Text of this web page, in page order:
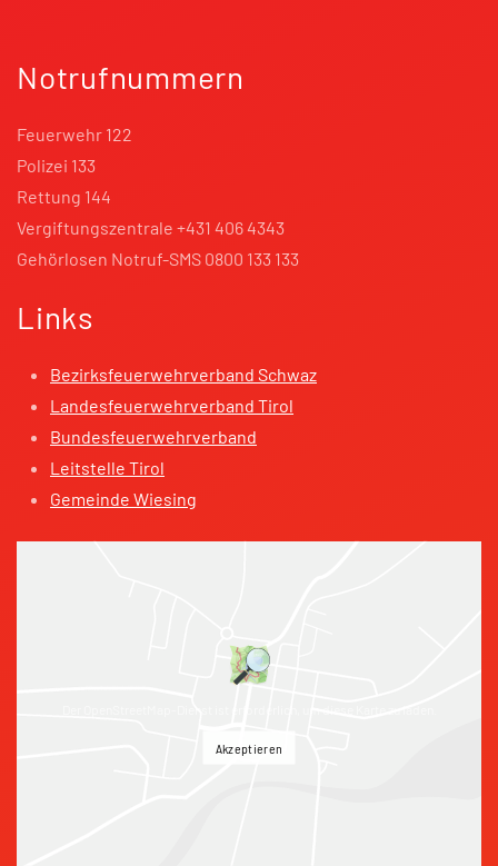
Notrufnummern
Feuerwehr 122
Polizei 133
Rettung 144
Vergiftungszentrale +431 406 4343
Gehörlosen Notruf-SMS 0800 133 133
Links
Bezirksfeuerwehrverband Schwaz
Landesfeuerwehrverband Tirol
Bundesfeuerwehrverband
Leitstelle Tirol
Gemeinde Wiesing
Akzeptieren